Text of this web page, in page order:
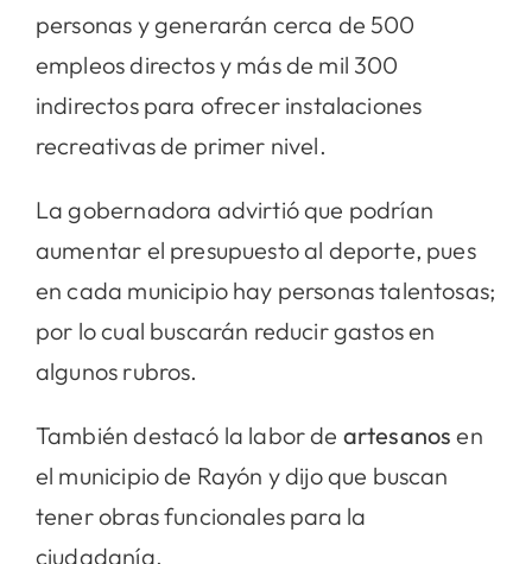
personas y generarán cerca de 500
empleos directos y más de mil 300
indirectos para ofrecer instalaciones
recreativas de primer nivel.
La gobernadora advirtió que podrían
aumentar el presupuesto al deporte, pues
en cada municipio hay personas talentosas;
por lo cual buscarán reducir gastos en
algunos rubros.
También destacó la labor de artesanosen
el municipio de Rayón y dijo que buscan
tener obras funcionales para la
ciudadanía.